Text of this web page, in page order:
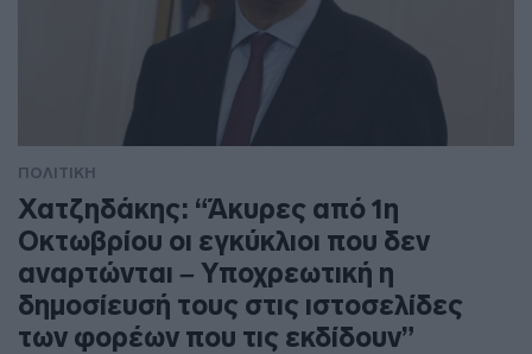
ΠΟΛΙΤΙΚΗ
Χατζηδάκης: “Άκυρες από 1η
Οκτωβρίου οι εγκύκλιοι που δεν
αναρτώνται – Υποχρεωτική η
δημοσίευσή τους στις ιστοσελίδες
των φορέων που τις εκδίδουν”